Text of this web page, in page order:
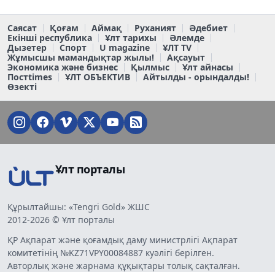
Саясат Қоғам Аймақ Руханият
Әдебиет
Екінші республика
Ұлт тарихы
Әлемде
Дызетер
Спорт U magazine
ҰЛТ TV
Жұмысшы мамандықтар жылы!
Ақсауыт
Экономика және бизнес
Қылмыс
Ұлт айнасы
Постtimes
ҰЛТ ОБЪЕКТИВ
Айтылды - орындалды!
Өзекті
Ұлт порталы
Құрылтайшы: «Tengri Gold» ЖШС
2012-2026 © Ұлт порталы
ҚР Ақпарат және қоғамдық даму министрлігі Ақпарат
комитетінің №KZ71VPY00084887 куәлігі берілген.
Авторлық және жарнама құқықтары толық сақталған.